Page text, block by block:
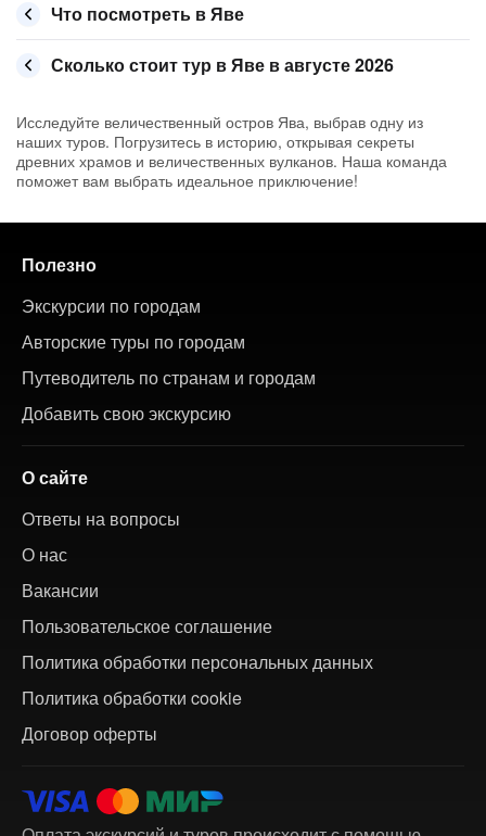
Что посмотреть в Яве
Сколько стоит тур в Яве в августе 2026
Исследуйте величественный остров Ява, выбрав одну из
наших туров. Погрузитесь в историю, открывая секреты
древних храмов и величественных вулканов. Наша команда
поможет вам выбрать идеальное приключение!
Полезно
Экскурсии по городам
Авторские туры по городам
Путеводитель по странам и городам
Добавить свою экскурсию
О сайте
Ответы на вопросы
О нас
Вакансии
Пользовательское соглашение
Политика обработки персональных данных
Политика обработки cookie
Договор оферты